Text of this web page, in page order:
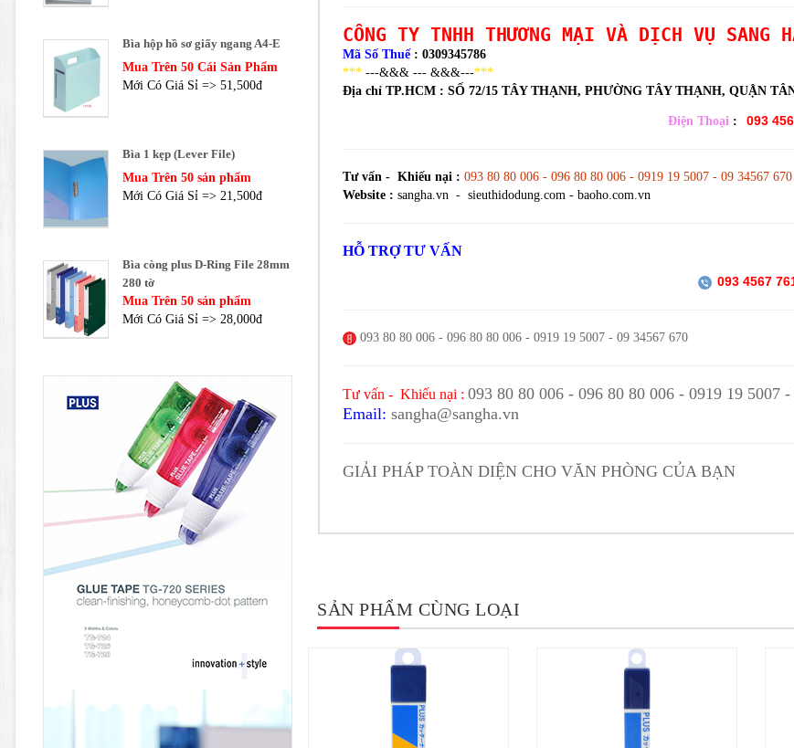
Bìa hộp hồ sơ giấy ngang A4-E
Mua Trên 50 Cái Sản Phẩm
Mới Có Giá Sỉ => 51,500đ
Bìa 1 kẹp (Lever File)
Mua Trên 50 sản phẩm
Mới Có Giá Sỉ => 21,500đ
Bìa còng plus D-Ring File 28mm
280 tờ
Mua Trên 50 sản phẩm
Mới Có Giá Sỉ => 28,000đ
CÔNG TY TNHH THƯƠNG MẠI VÀ DỊCH VỤ SANG
Mã Số Thuế : 0309345786
*** ---&&& --- &&&---***
Địa chỉ TP.HCM : SỐ 72/15 TÂY THẠNH, PHƯỜNG TÂY THẠNH, QUẬN
Điện Thoại : 093
Tư vấn - Khiếu nại : 093 80 80 006 - 096 80 80 006 - 0919 19 5007 - 09 34567 670
Website : sangha.vn - sieuthidodung.com - baoho.com.vn
HỖ TRỢ TƯ VẤN
093 4567
093 80 80 006 - 096 80 80 006 - 0919 19 5007 - 09 34567 670
Tư vấn - Khiếu nại : 093 80 80 006 - 096 80 80 006 - 0919 19 5007
Email: sangha@sangha.vn
GIẢI PHÁP TOÀN DIỆN CHO VĂN PHÒNG CỦA BẠN
SẢN PHẨM CÙNG LOẠI